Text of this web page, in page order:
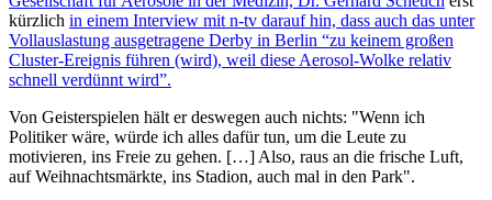
kürzlich in einem Interview mit n-tv darauf hin, dass auch das unter
Vollauslastung ausgetragene Derby in Berlin “zu keinem großen
Cluster-Ereignis führen (wird), weil diese Aerosol-Wolke relativ
schnell verdünnt wird”.
Von Geisterspielen hält er deswegen auch nichts: "Wenn ich
Politiker wäre, würde ich alles dafür tun, um die Leute zu
motivieren, ins Freie zu gehen. […] Also, raus an die frische Luft,
auf Weihnachtsmärkte, ins Stadion, auch mal in den Park".